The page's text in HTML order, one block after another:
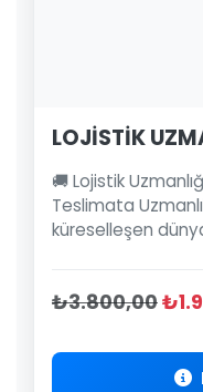
LOJİSTİK
🚚 Lojistik
Teslimata
küreselleşen
₺3.800,00